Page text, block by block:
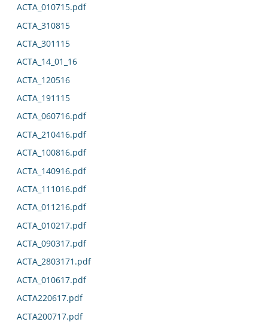
ACTA_010715.pdf
ACTA_310815
ACTA_301115
ACTA_14_01_16
ACTA_120516
ACTA_191115
ACTA_060716.pdf
ACTA_210416.pdf
ACTA_100816.pdf
ACTA_140916.pdf
ACTA_111016.pdf
ACTA_011216.pdf
ACTA_010217.pdf
ACTA_090317.pdf
ACTA_2803171.pdf
ACTA_010617.pdf
ACTA220617.pdf
ACTA200717.pdf